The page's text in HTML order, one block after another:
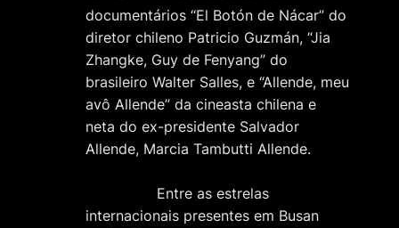
documentários “El Botón de Nácar” do
diretor chileno Patricio Guzmán, “Jia
Zhangke, Guy de Fenyang” do
brasileiro Walter Salles, e “Allende, meu
avô Allende” da cineasta chilena e
neta do ex-presidente Salvador
Allende, Marcia Tambutti Allende.
Entre as estrelas
internacionais presentes em Busan